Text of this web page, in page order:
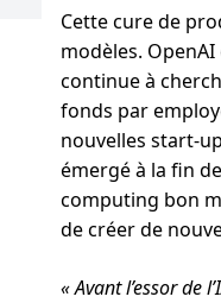
Cette cure de
modèles.
continue à
fonds par
nouvelles start-
émergé à la fin
computing bon
de créer de
« Avant l’essor de